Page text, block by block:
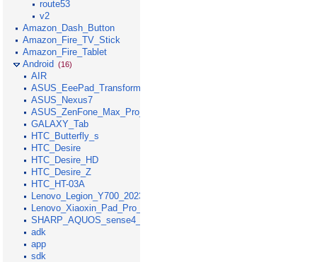
route53
v2
Amazon_Dash_Button
Amazon_Fire_TV_Stick
Amazon_Fire_Tablet
Android (16)
AIR
ASUS_EeePad_Transformer
ASUS_Nexus7
ASUS_ZenFone_Max_Pro_M1
GALAXY_Tab
HTC_Butterfly_s
HTC_Desire
HTC_Desire_HD
HTC_Desire_Z
HTC_HT-03A
Lenovo_Legion_Y700_2023
Lenovo_Xiaoxin_Pad_Pro_GT_2025
SHARP_AQUOS_sense4_lite
adk
app
sdk